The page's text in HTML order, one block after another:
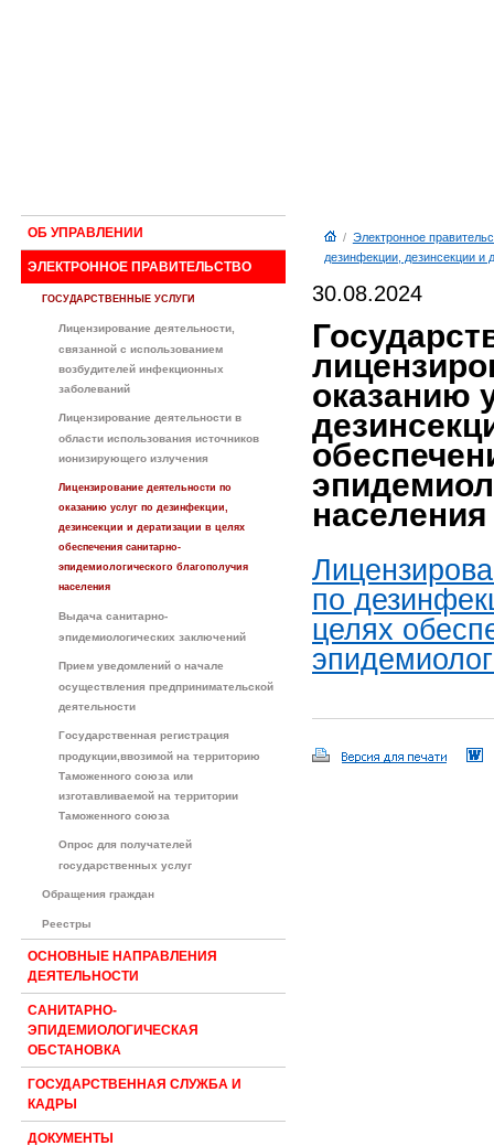
ОБ УПРАВЛЕНИИ
ЭЛЕКТРОННОЕ ПРАВИТЕЛЬСТВО
ГОСУДАРСТВЕННЫЕ УСЛУГИ
Лицензирование деятельности,
связанной с использованием
возбудителей инфекционных
заболеваний
Лицензирование деятельности в
области использования источников
ионизирующего излучения
Лицензирование деятельности по
оказанию услуг по дезинфекции,
дезинсекции и дератизации в целях
обеспечения санитарно-
эпидемиологического благополучия
населения
Выдача санитарно-
эпидемиологических заключений
Прием уведомлений о начале
осуществления предпринимательской
деятельности
Государственная регистрация
продукции,ввозимой на территорию
Таможенного союза или
изготавливаемой на территории
Таможенного союза
Опрос для получателей
государственных услуг
Обращения граждан
Реестры
ОСНОВНЫЕ НАПРАВЛЕНИЯ
ДЕЯТЕЛЬНОСТИ
САНИТАРНО-
ЭПИДЕМИОЛОГИЧЕСКАЯ
ОБСТАНОВКА
ГОСУДАРСТВЕННАЯ СЛУЖБА И
КАДРЫ
ДОКУМЕНТЫ
/ Электронное
дезинфекции, дезинсекции и
30.08.2024
оказанию
населения
по
целях